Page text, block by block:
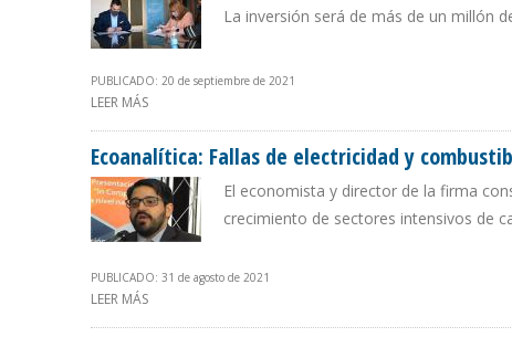
La inversión será de más de un millón
PUBLICADO: 20 de septiembre de 2021
LEER MÁS
Ecoanalítica: Fallas de electricidad y
El economista y director de la firma
crecimiento de sectores intensivos de
PUBLICADO: 31 de agosto de 2021
LEER MÁS